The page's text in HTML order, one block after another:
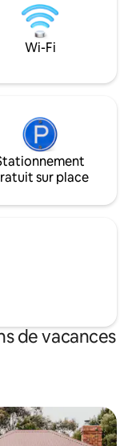
accueille l'un des
meilleurs
nous sommes à
populaire
minutes du célèbre canton de Booktown
Wi-Fi
sur place
de vacances
aimés